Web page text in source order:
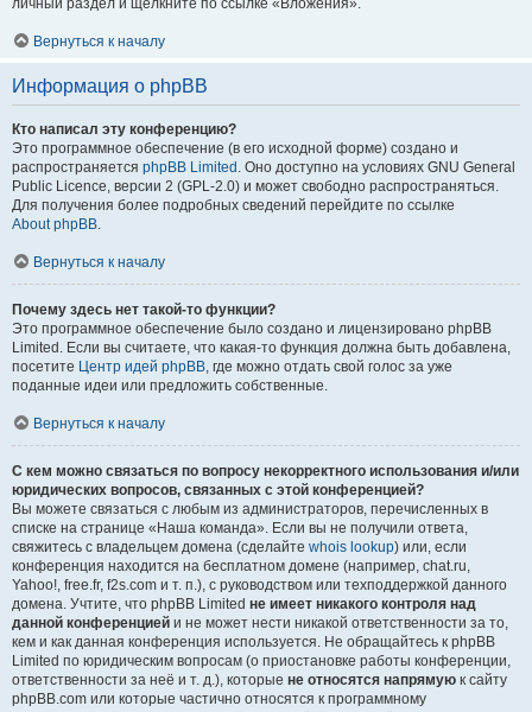
личный раздел и щёлкните по ссылке «Вложения».
Вернуться к началу
Информация о phpBB
Кто написал эту конференцию?
Это программное обеспечение (в его исходной форме) создано и
распространяется phpBB Limited . Оно доступно на условиях GNU General
Public Licence, версии 2 (GPL-2.0) и может свободно распространяться.
Для получения более подробных сведений перейдите по ссылке
About phpBB.
Вернуться к началу
Почему здесь нет такой-то функции?
Это программное обеспечение было создано и лицензировано phpBB
Limited. Если вы считаете, что какая-то функция должна быть добавлена,
посетите Центр идей phpBB, где можно отдать свой голос за уже
поданные идеи или предложить собственные.
Вернуться к началу
С кем можно связаться по вопросу некорректного использования и/или
юридических вопросов, связанных с этой конференцией?
Вы можете связаться с любым из администраторов, перечисленных в
списке на странице «Наша команда». Если вы не получили ответа,
свяжитесь с владельцем домена (сделайте whois lookup) или, если
конференция находится на бесплатном домене (например, chat.ru,
Yahoo!, free.fr, f2s.com и т. п.), с руководством или техподдержкой данного
домена. Учтите, что phpBB Limited не имеет никакого контроля над
данной конференцией и не может нести никакой ответственности за то,
кем и как данная конференция используется. Не обращайтесь к phpBB
Limited по юридическим вопросам (о приостановке работы конференции,
ответственности за неё и т. д.), которые не относятся напрямую к сайту
phpBB.com или которые частично относятся к программному